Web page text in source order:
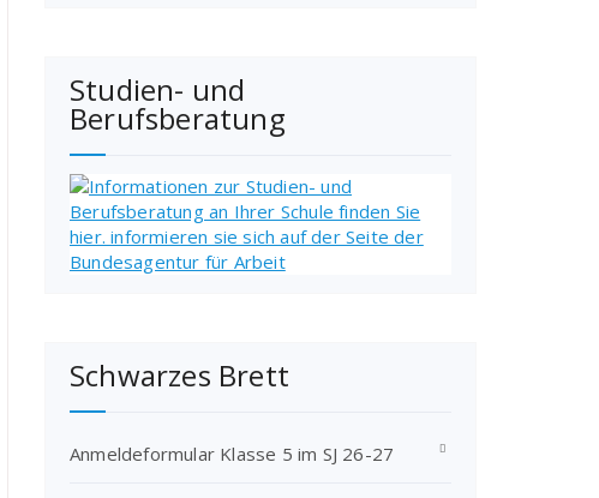
Studien- und
Berufsberatung
Schwarzes Brett
Anmeldeformular Klasse 5 im SJ 26-27